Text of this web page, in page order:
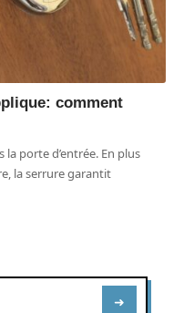
comment
porte d’entrée. En plus
la serrure garantit